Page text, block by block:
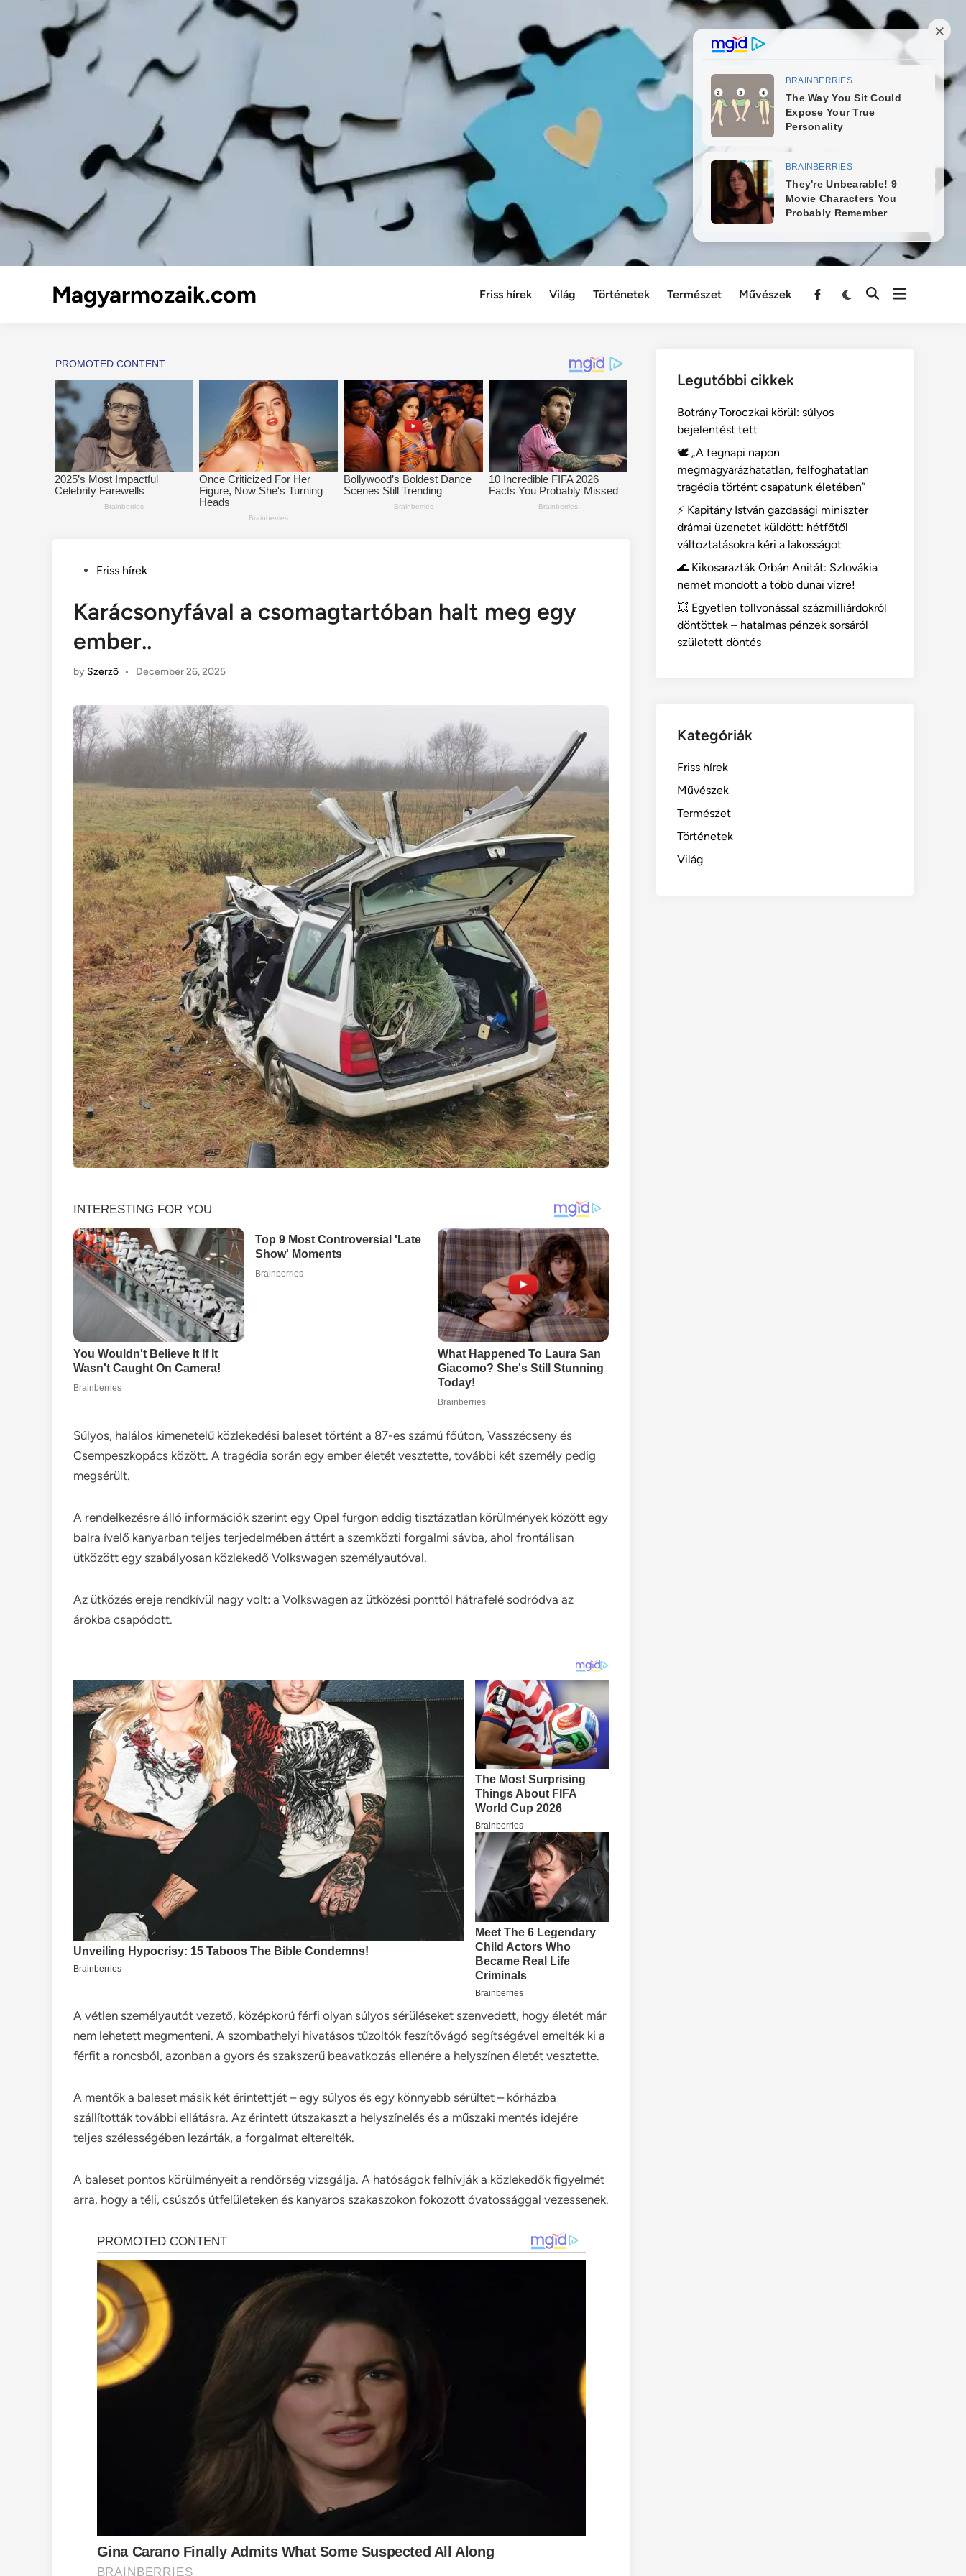
Magyarmozaik.com Friss hírek Világ Történetek Természet Művészek
Menu
PostedFriss hírek
Karácsonyfával a csomagtartóban halt meg egy
ember..
by Szerző • December 26, 2025
Súlyos, halálos kimenetelű közlekedési baleset történt a 87-es számú főúton, Vasszécseny és
Csempeszkopács között. A tragédia során egy ember életét vesztette, további két személy pedig
megsérült.
A rendelkezésre álló információk szerint egy Opel furgon eddig tisztázatlan körülmények között egy
balra ívelő kanyarban teljes terjedelmében áttért a szemközti forgalmi sávba, ahol frontálisan
ütközött egy szabályosan közlekedő Volkswagen személyautóval.
Az ütközés ereje rendkívül nagy volt: a Volkswagen az ütközési ponttól hátrafelé sodródva az
árokba csapódott.
A vétlen személyautót vezető, középkorú férfi olyan súlyos sérüléseket szenvedett, hogy életét már
nem lehetett megmenteni. A szombathelyi hivatásos tűzoltók feszítővágó segítségével emelték ki a
férfit a roncsból, azonban a gyors és szakszerű beavatkozás ellenére a helyszínen életét vesztette.
A mentők a baleset másik két érintettjét – egy súlyos és egy könnyebb sérültet – kórházba
szállították további ellátásra. Az érintett útszakaszt a helyszínelés és a műszaki mentés idejére
teljes szélességében lezárták, a forgalmat elterelték.
A baleset pontos körülményeit a rendőrség vizsgálja. A hatóságok felhívják a közlekedők figyelmét
arra, hogy a téli, csúszós útfelületeken és kanyaros szakaszokon fokozott óvatossággal vezessenek.
Legutóbbi cikkek
Botrány Toroczkai körül: súlyos
bejelentést tett
🕊️ „A tegnapi napon
megmagyarázhatatlan, felfoghatatlan
tragédia történt csapatunk életében”
⚡ Kapitány István gazdasági miniszter
drámai üzenetet küldött: hétfőtől
változtatásokra kéri a lakosságot
🌊 Kikosarazták Orbán Anitát: Szlovákia
nemet mondott a több dunai vízre!
💥 Egyetlen tollvonással százmilliárdokról
döntöttek – hatalmas pénzek sorsáról
született döntés
Kategóriák
Friss hírek
Művészek
Természet
Történetek
Világ